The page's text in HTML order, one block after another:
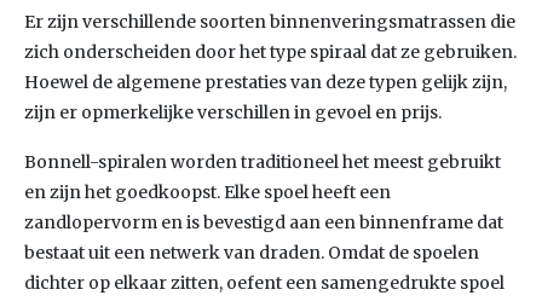
Er zijn verschillende soorten binnenveringsmatrassen die
zich onderscheiden door het type spiraal dat ze gebruiken.
Hoewel de algemene prestaties van deze typen gelijk zijn,
zijn er opmerkelijke verschillen in gevoel en prijs.
Bonnell-spiralen worden traditioneel het meest gebruikt
en zijn het goedkoopst. Elke spoel heeft een
zandlopervorm en is bevestigd aan een binnenframe dat
bestaat uit een netwerk van draden. Omdat de spoelen
dichter op elkaar zitten, oefent een samengedrukte spoel